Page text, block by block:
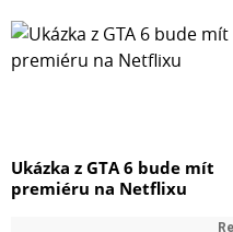
Ukázka z GTA 6 bude mít
premiéru na Netflixu